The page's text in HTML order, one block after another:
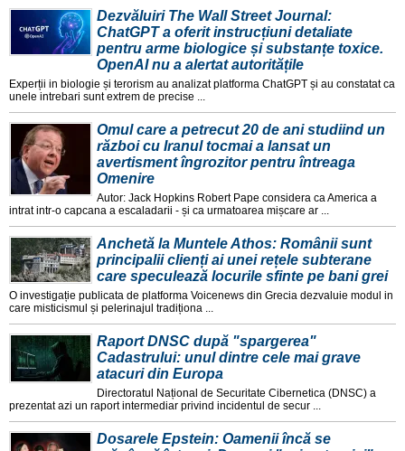
Dezvăluiri The Wall Street Journal:
ChatGPT a oferit instrucțiuni detaliate
pentru arme biologice și substanțe toxice.
OpenAI nu a alertat autoritățile
Experții in biologie și terorism au analizat platforma ChatGPT și au constatat ca
unele intrebari sunt extrem de precise ...
Omul care a petrecut 20 de ani studiind un
război cu Iranul tocmai a lansat un
avertisment îngrozitor pentru întreaga
Omenire
Autor: Jack Hopkins Robert Pape considera ca America a
intrat intr-o capcana a escaladarii - și ca urmatoarea mișcare ar ...
Anchetă la Muntele Athos: Românii sunt
principalii clienți ai unei rețele subterane
care speculează locurile sfinte pe bani grei
O investigație publicata de platforma Voicenews din Grecia dezvaluie modul in
care misticismul și pelerinajul tradiționa ...
Raport DNSC după "spargerea"
Cadastrului: unul dintre cele mai grave
atacuri din Europa
Directoratul Național de Securitate Cibernetica (DNSC) a
prezentat azi un raport intermediar privind incidentul de secur ...
Dosarele Epstein: Oamenii încă se